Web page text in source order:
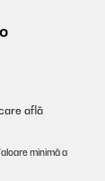
află
minimă a